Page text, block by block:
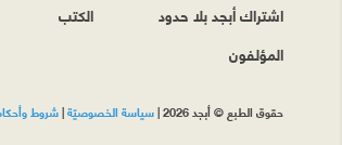
اشتراك أبجد بلا حدود
المؤلفون
الكتب
حقوق الطبع © أبجد 2026 |سياسة الخصوصيّة|شروط